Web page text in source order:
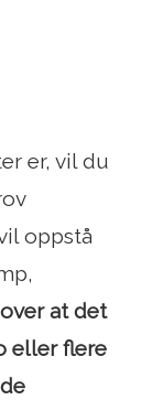
er, vil du
oppstå
at det
eller flere